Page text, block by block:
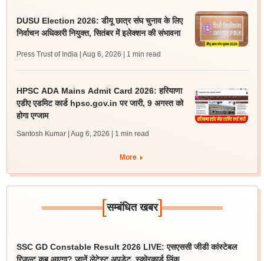
DUSU Election 2026: डीयू छात्र संघ चुनाव के लिए
निर्वाचन अधिकारी नियुक्त, सितंबर में इलेक्शन की संभावना
Press Trust of India | Aug 6, 2026 | 1 min read
HPSC ADA Mains Admit Card 2026: हरियाणा
एडीए एडमिट कार्ड hpsc.gov.in पर जारी, 9 अगस्त को
होगा एग्जाम
Santosh Kumar | Aug 6, 2026 | 1 min read
More
[सम्बंधित खबर]
SSC GD Constable Result 2026 LIVE: एसएससी जीडी कांस्टेबल